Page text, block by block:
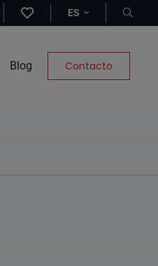
ES
Blog Contacto